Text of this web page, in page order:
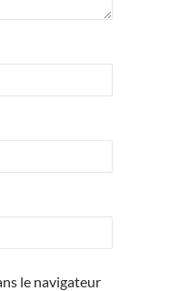
le navigateur